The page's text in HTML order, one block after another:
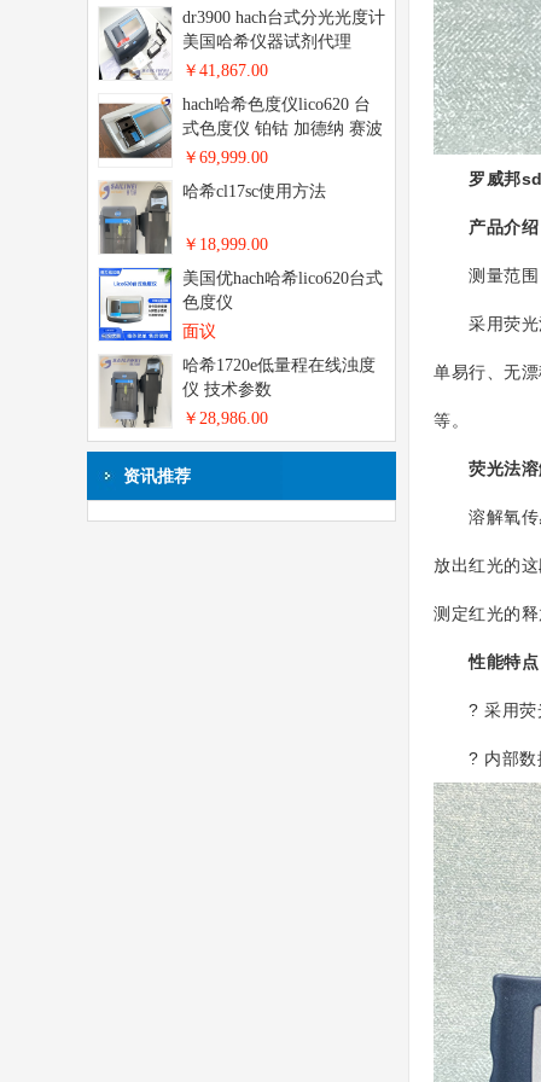
罗威邦
产品介
测量范围
采用荧光法
单易行、无
等。
荧光法
溶解氧传感
放出红光的
测定红光的
性能特点
? 采用荧光
? 内部数据
dr3900 hach台式分光光度计
美国哈希仪器试剂代理
￥41,867.00
hach哈希色度仪lico620 台
式色度仪 铂钴 加德纳 赛波
特
￥69,999.00
哈希cl17sc使用方法
￥18,999.00
美国优hach哈希lico620台式
色度仪
面议
哈希1720e低量程在线浊度
仪 技术参数
￥28,986.00
资讯推荐